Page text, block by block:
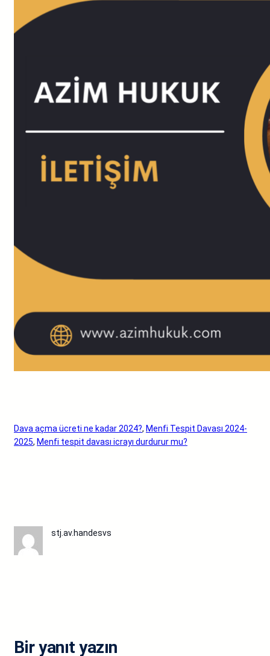
Dava açma ücreti ne kadar 2024?, Menfi Tespit Davası 2024-
2025, Menfi tespit davası icrayı durdurur mu?
stj.av.handesvs
Bir yanıt yazın